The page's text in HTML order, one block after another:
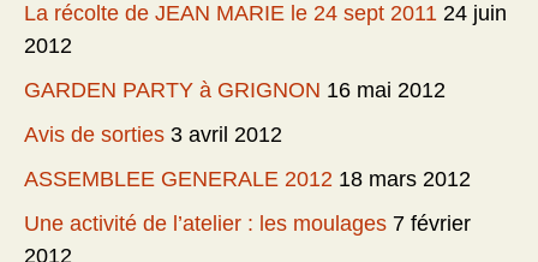
La récolte de JEAN MARIE le 24 sept 2011 24 juin
2012
GARDEN PARTY à GRIGNON 16 mai 2012
Avis de sorties 3 avril 2012
ASSEMBLEE GENERALE 2012 18 mars 2012
Une activité de l’atelier : les moulages 7 février
2012